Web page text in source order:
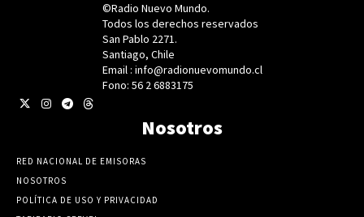
©Radio Nuevo Mundo.
Todos los derechos reservados
San Pablo 2271.
Santiago, Chile
Email : info@radionuevomundo.cl
Fono: 56 2 6883175
Nosotros
RED NACIONAL DE EMISORAS
NOSOTROS
POLÍTICA DE USO Y PRIVACIDAD